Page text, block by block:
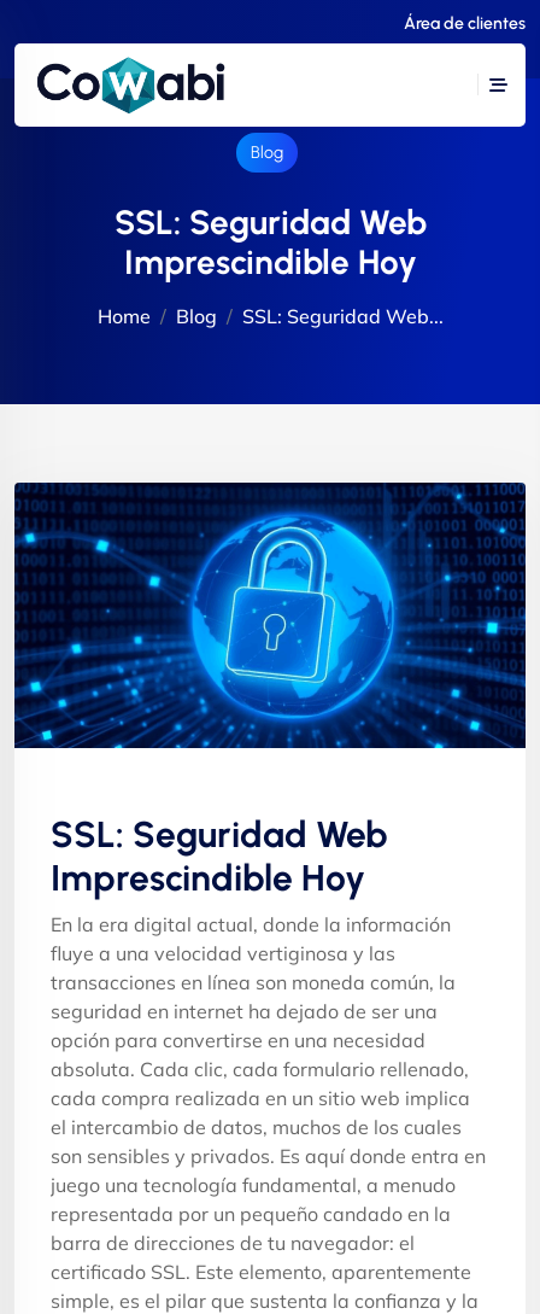
Área de clientes
Blog
SSL: Seguridad Web
Imprescindible Hoy
Home Blog SSL: Seguridad Web...
SSL: Seguridad Web
Imprescindible Hoy
En la era digital actual, donde la información
fluye a una velocidad vertiginosa y las
transacciones en línea son moneda común, la
seguridad en internet ha dejado de ser una
opción para convertirse en una necesidad
absoluta. Cada clic, cada formulario rellenado,
cada compra realizada en un sitio web implica
el intercambio de datos, muchos de los cuales
son sensibles y privados. Es aquí donde entra en
juego una tecnología fundamental, a menudo
representada por un pequeño candado en la
barra de direcciones de tu navegador: el
certificado SSL. Este elemento, aparentemente
simple, es el pilar que sustenta la confianza y la